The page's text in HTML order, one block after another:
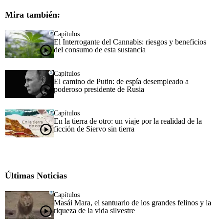
Mira también:
Capítulos
El Interrogante del Cannabis: riesgos y beneficios
del consumo de esta sustancia
Capítulos
El camino de Putin: de espía desempleado a
poderoso presidente de Rusia
Capítulos
En la tierra de otro: un viaje por la realidad de la
ficción de Siervo sin tierra
Últimas Noticias
Capítulos
Masái Mara, el santuario de los grandes felinos y la
riqueza de la vida silvestre